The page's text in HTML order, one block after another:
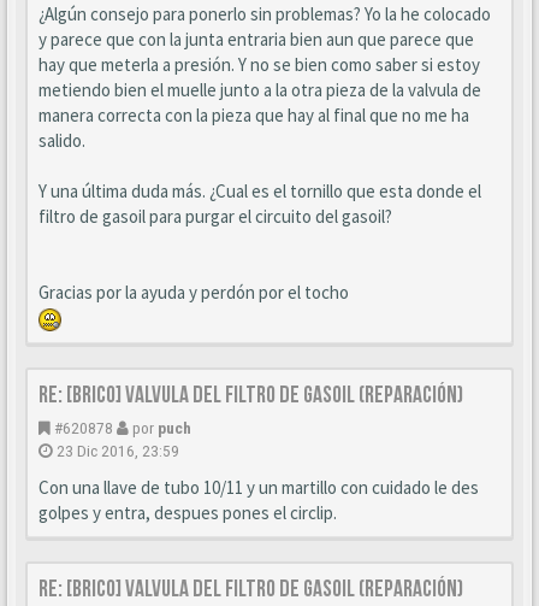
¿Algún consejo para ponerlo sin problemas? Yo la he colocado
y parece que con la junta entraria bien aun que parece que
hay que meterla a presión. Y no se bien como saber si estoy
metiendo bien el muelle junto a la otra pieza de la valvula de
manera correcta con la pieza que hay al final que no me ha
salido.
Y una última duda más. ¿Cual es el tornillo que esta donde el
filtro de gasoil para purgar el circuito del gasoil?
Gracias por la ayuda y perdón por el tocho
Re: [BRICO] Valvula del filtro de gasoil (reparación)
#620878 por puch
23 Dic 2016, 23:59
Con una llave de tubo 10/11 y un martillo con cuidado le des
golpes y entra, despues pones el circlip.
Re: [BRICO] Valvula del filtro de gasoil (reparación)